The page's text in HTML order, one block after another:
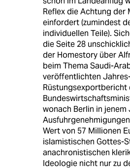
Reflex die Achtung der
einfordert (zumindest
individuellen Teile).
die Seite 28
der Homestory über
beim Thema Saudi-
veröffentlichten
Rüstungsexportbericht
wonach Berlin in jenem
Wert von 57 Millionen
islamistischen Gottes-
anachronistischen
Ideologie nicht nur zu